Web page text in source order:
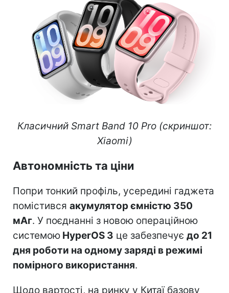
Класичний Smart Band 10 Pro (скриншот:
Xiaomi)
Автономність та ціни
Попри тонкий профіль, усередині гаджета
помістився акумулятор ємністю 350
мАг. У поєднанні з новою операційною
системою HyperOS 3 це забезпечує до 21
дня роботи на одному заряді в режимі
помірного використання.
Щодо вартості, на ринку у Китаї базову